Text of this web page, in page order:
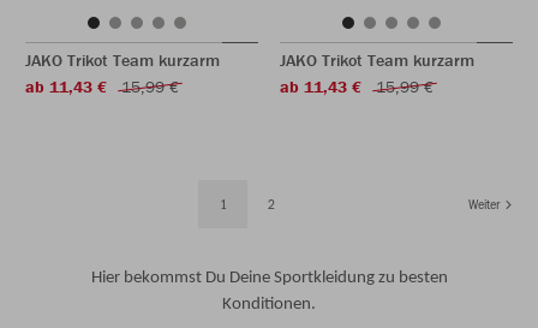
JAKO Trikot Team kurzarm
ab 11,43 €
15,99 €
JAKO Trikot Team kurzarm
ab 11,43 €
15,99 €
1 2 Weiter
Hier bekommst Du Deine Sportkleidung zu besten
Konditionen.